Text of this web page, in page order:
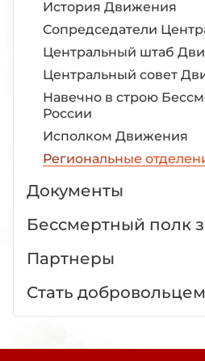
История Движения
Сопредседатели
Центральный штаб
Центральный совет
Навечно в строю
России
Исполком Движения
Региональные
Документы
Бессмертный полк
Партнеры
Стать добровольцем